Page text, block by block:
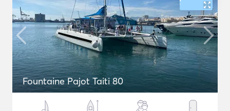
Fountaine Pajot Taiti 80